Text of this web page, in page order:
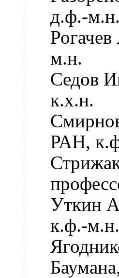
д.ф.-
м.н.
Седов
к.х.н.
РАН,
Уткин
к.ф.-